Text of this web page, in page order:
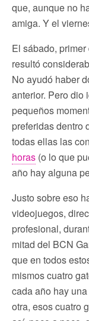
que, aunque no
amiga. Y el
El sábado,
resultó
No ayudó haber
anterior. Pero dio
pequeños
preferidas dentro
todas ellas las
horas (o lo que
año hay alguna
Justo sobre eso
videojuegos,
profesional,
mitad del BCN
que en todos
mismos cuatro
cada año hay
otra, esos cuatro